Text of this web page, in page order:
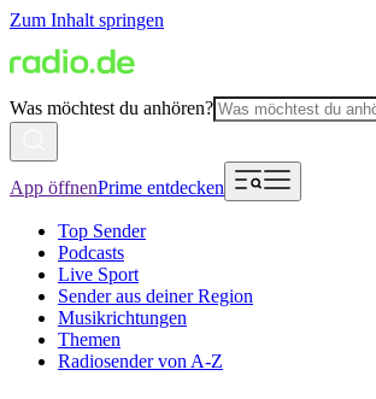
Zum Inhalt springen
Was möchtest du anhören?
App öffnenPrime entdecken
Top Sender
Podcasts
Live Sport
Sender aus deiner Region
Musikrichtungen
Themen
Radiosender von A-Z